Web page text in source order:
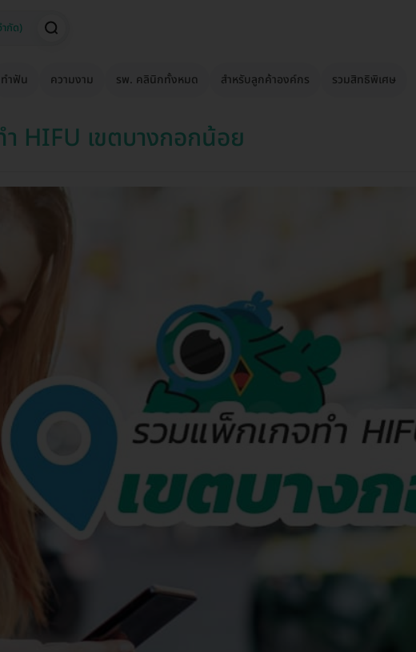
ทำฟัน ความงาม รพ. คลินิกทั้งหมด สำหรับลูกค้าองค์กร รวมสิทธิพิเศษ
HIFU เขตบางกอกน้อย